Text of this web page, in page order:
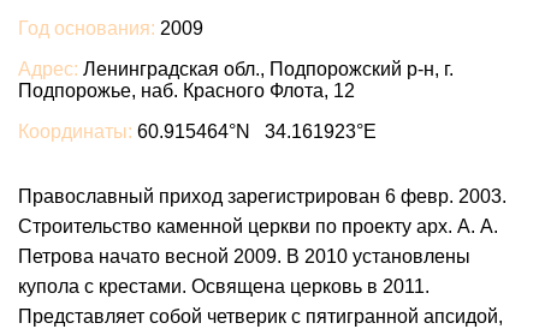
Год основания: 2009
Адрес: Ленинградская обл., Подпорожский р-н, г.
Подпорожье, наб. Красного Флота, 12
Координаты: 60.915464°N 34.161923°E
Православный приход зарегистрирован 6 февр. 2003.
Строительство каменной церкви по проекту арх. А. А.
Петрова начато весной 2009. В 2010 установлены
купола с крестами. Освящена церковь в 2011.
Представляет собой четверик с пятигранной апсидой,